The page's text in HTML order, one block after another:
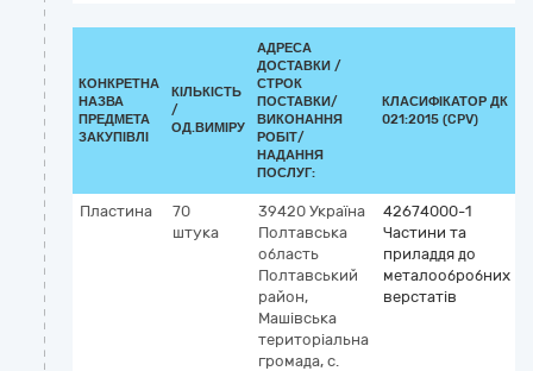
КОНКРЕТНА
НАЗВА
ПРЕДМЕТА
ЗАКУПІВЛІ
КІЛЬКІСТЬ
/
ОД.ВИМІРУ
АДРЕСА
ДОСТАВКИ /
СТРОК
ПОСТАВКИ/
ВИКОНАННЯ
РОБІТ/
НАДАННЯ
ПОСЛУГ:
КЛАСИФІКАТОР ДК
021:2015 (CPV)
Пластина
70
штука
39420 Україна
Полтавська
область
Полтавський
район,
Машівська
територіальна
громада, с.
42674000-1
Частини та
приладдя до
металообробних
верстатів